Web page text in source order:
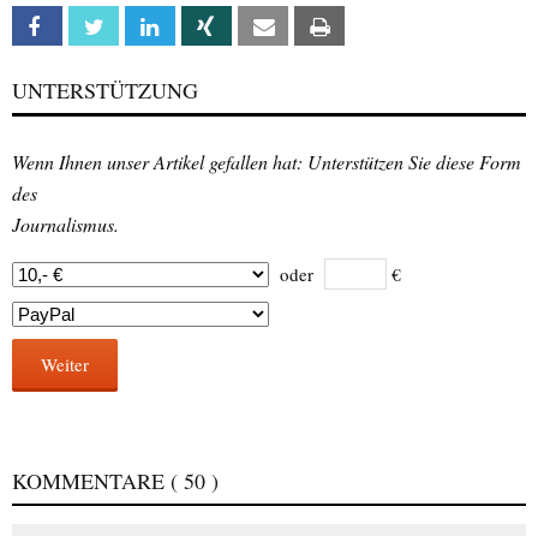
Facebook Twitter Linkedin Xing Email
UNTERSTÜTZUNG
Wenn Ihnen unser Artikel gefallen hat: Unterstützen Sie diese Form
des
Journalismus.
oder €
Weiter
KOMMENTARE ( 50 )